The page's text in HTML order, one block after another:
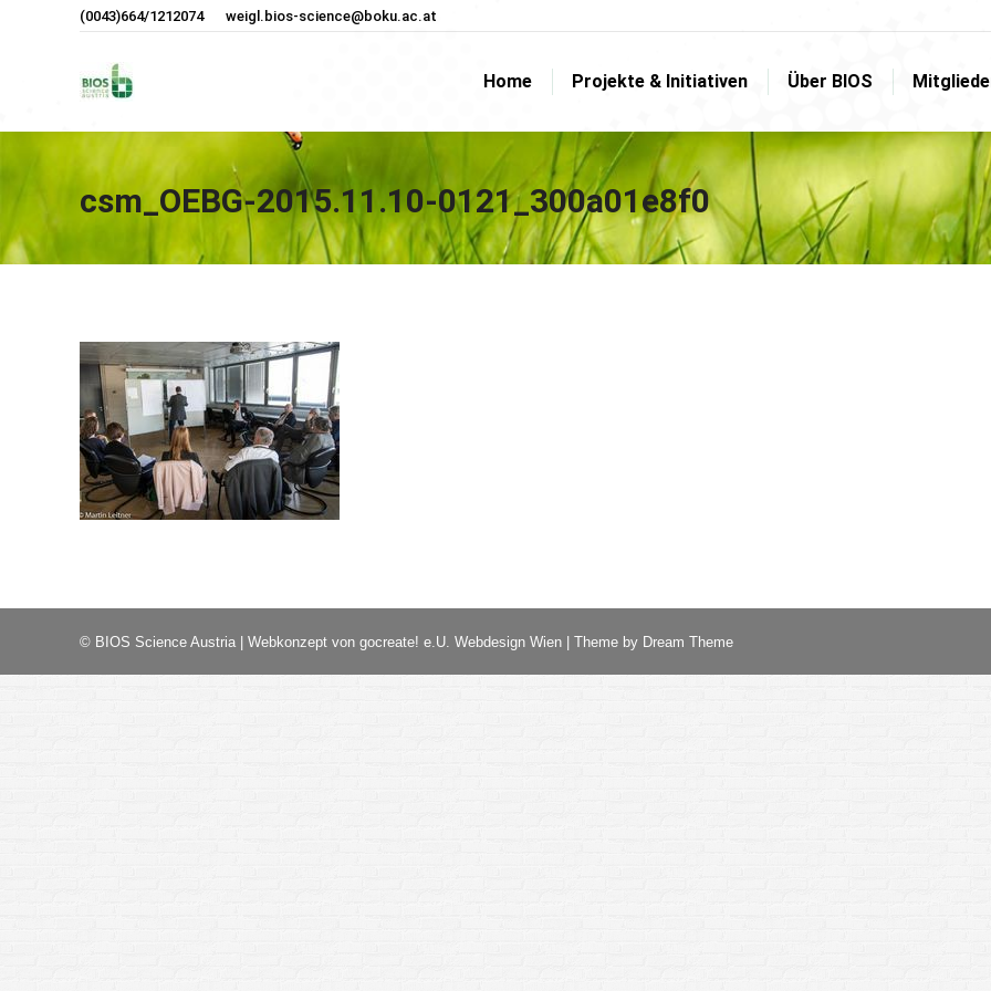
(0043)664/1212074 weigl.bios-science@boku.ac.at
Home Projekte & Initiativen Über BIOS
csm_OEBG-2015.11.10-0121_300a01e8f0
© BIOS Science Austria | Webkonzept von gocreate! e.U. Webdesign Wien | Theme by Dream Theme
Home Projekte & Initiativen Über BIOS